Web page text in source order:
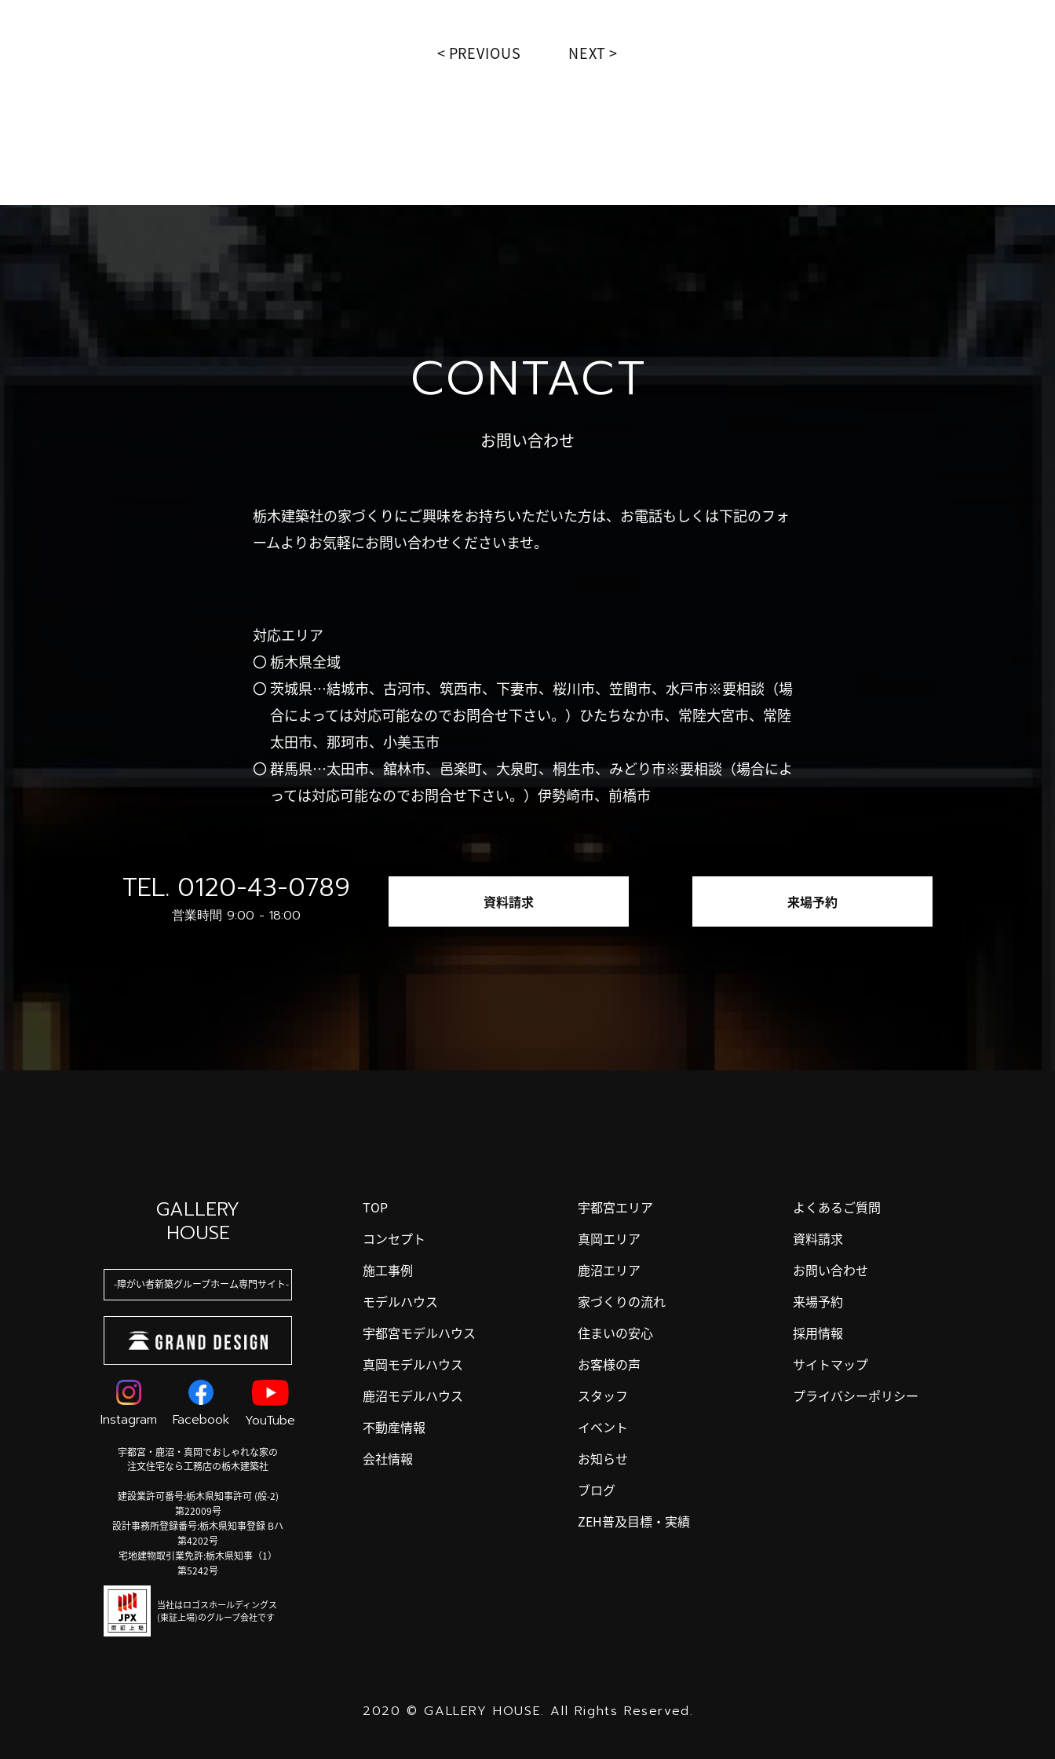
PREVIOUS NEXT
CONTACT
お問い合わせ
栃木建築社の家づくりにご興味をお持ちいただいた方は、お電話もしくは下記のフォ
ームよりお気軽にお問い合わせくださいませ。
対応エリア
〇 栃木県全域
〇 茨城県…結城市、古河市、筑西市、下妻市、桜川市、笠間市、水戸市※要相談（場
合によっては対応可能なのでお問合せ下さい。）ひたちなか市、常陸大宮市、常陸
太田市、那珂市、小美玉市
〇 群馬県…太田市、舘林市、邑楽町、大泉町、桐生市、みどり市※要相談（場合によ
っては対応可能なのでお問合せ下さい。）伊勢崎市、前橋市
TEL. 0120-43-0789
営業時間 9:00 - 18:00
資料請求 来場予約
GALLERY
HOUSE
障がい者新築グループホーム専門サイト
Instagram Facebook YouTube
宇都宮・鹿沼・真岡でおしゃれな家の
注文住宅なら工務店の栃木建築社
建設業許可番号:栃木県知事許可 (般-2)
第22009号
設計事務所登録番号:栃木県知事登録 Bハ
第4202号
宅地建物取引業免許:栃木県知事（1）
第5242号
当社はロゴスホールディングス
(東証上場)のグループ会社です
TOP
コンセプト
施工事例
モデルハウス
宇都宮モデルハウス
真岡モデルハウス
鹿沼モデルハウス
不動産情報
会社情報
宇都宮エリア
真岡エリア
鹿沼エリア
家づくりの流れ
住まいの安心
お客様の声
スタッフ
イベント
お知らせ
ブログ
ZEH普及目標・実績
よくあるご質問
資料請求
お問い合わせ
来場予約
採用情報
サイトマップ
プライバシーポリシー
2020 ©GALLERY HOUSE. All Rights Reserved.